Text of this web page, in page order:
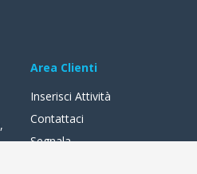
,
Area Clienti
Inserisci Attività
Contattaci
Segnala